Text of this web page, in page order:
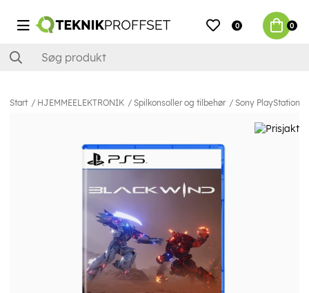
0 0
Start HJEMMEELEKTRONIK Spilkonsoller og tilbehør Sony PlayStation 5